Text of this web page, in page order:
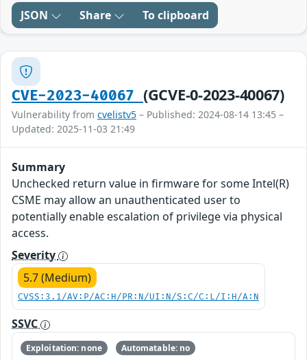
JSON Share To clipboard
CVE-2023-40067 (GCVE-0-2023-40067)
Vulnerability from cvelistv5 – Published: 2024-08-14 13:45 –
Updated: 2025-11-03 21:49
Summary
Unchecked return value in firmware for some Intel(R)
CSME may allow an unauthenticated user to
potentially enable escalation of privilege via physical
access.
Severity
5.7 (Medium)
CVSS:3.1/AV:P/AC:H/PR:N/UI:N/S:C/C:L/I:H/A:N
SSVC
Exploitation: none
Automatable: no